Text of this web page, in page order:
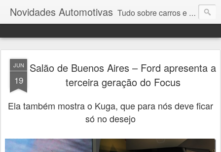
Novidades Automotivas Tudo sobre carros e motores
JUN
19
Salão de Buenos Aires – Ford apresenta a
terceira geração do Focus
Ela também mostra o Kuga, que para nós deve ficar
só no desejo